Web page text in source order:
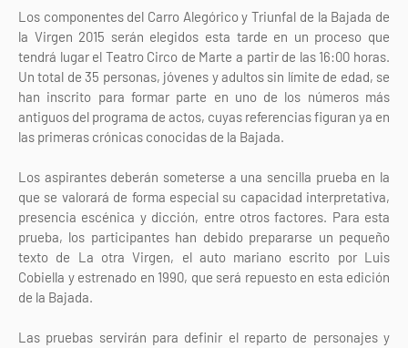
Los componentes del Carro Alegórico y Triunfal de la Bajada de
la Virgen 2015 serán elegidos esta tarde en un proceso que
tendrá lugar el Teatro Circo de Marte a partir de las 16:00 horas.
Un total de 35 personas, jóvenes y adultos sin límite de edad, se
han inscrito para formar parte en uno de los números más
antiguos del programa de actos, cuyas referencias figuran ya en
las primeras crónicas conocidas de la Bajada.
Los aspirantes deberán someterse a una sencilla prueba en la
que se valorará de forma especial su capacidad interpretativa,
presencia escénica y dicción, entre otros factores. Para esta
prueba, los participantes han debido prepararse un pequeño
texto de La otra Virgen, el auto mariano escrito por Luis
Cobiella y estrenado en 1990, que será repuesto en esta edición
de la Bajada.
Las pruebas servirán para definir el reparto de personajes y